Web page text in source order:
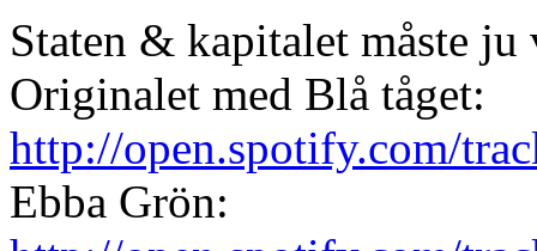
Staten & kapitalet måste ju
Originalet med Blå tåget:
http://open.spotify.com/
Ebba Grön: